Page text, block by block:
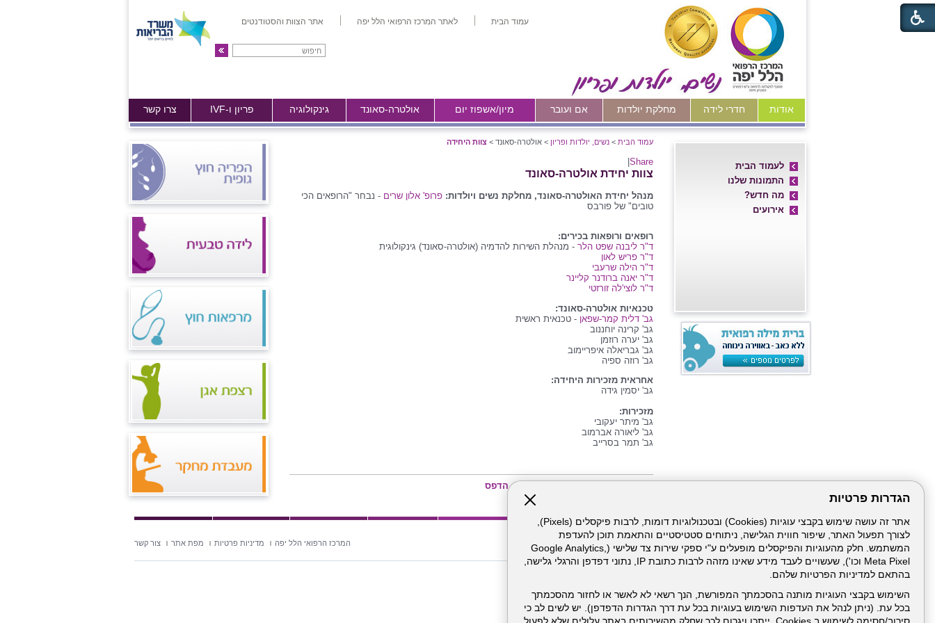
הגדרות פרטיות
אתר זה עושה שימוש בקבצי עוגיות (Cookies) ובטכנולוגיות דומות, לרבות פיקסלים (Pixels),
לצורך תפעול האתר, שיפור חווית הגלישה, ניתוחים סטטיסטיים והתאמת תוכן להעדפת
המשתמש. חלק מהעוגיות והפיקסלים מופעלים ע"י ספקי שירות צד שלישי (Google Analytics,
Meta Pixel וכו'), שעשויים לעבד מידע שאינו מזהה לרבות כתובת IP, נתוני דפדפן והרגלי גלישה,
בהתאם למדיניות הפרטיות שלהם.
השימוש בקבצי העוגיות מותנה בהסכמתך המפורשת, הנך רשאי לא לאשר או לחזור מהסכמתך
בכל עת. (ניתן לנהל את העדפות השימוש בעוגיות בכל עת דרך הגדרות הדפדפן). יש לשים לב כי
עמוד הבית לאתר המרכז הרפואי הלל יפה אתר הצוות והסטודנטים
אודות חדרי לידה מחלקת יולדות אם ועובר מיון/אשפוז יום אולטרה-סאונד גינקולוגיה פריון ו-IVF צרו קשר
לעמוד הבית
התמונות שלנו
מה חדש?
אירועים
עמוד הבית > נשים, יולדות ופריון > אולטרה-סאונד > צוות היחידה
Share
צוות יחידת אולטרה-סאונד
מנהל יחידת האולטרה-סאונד, מחלקת נשים ויולדות: פרופ' אלון שרים - נבחר "הרופאים הכי
טובים" של פורבס
רופאים ורופאות בכירים:
ד"ר ליבנה שפט הלר - מנהלת השירות להדמיה (אולטרה-סאונד) גינקולוגית
ד"ר פריש לאון
ד"ר הילה שרעבי
ד"ר יאנה ברודנר קליינר
ד"ר לוצי'לה זורזטי
טכנאיות אולטרה-סאונד:
גב' דלית קמר-שפאן - טכנאית ראשית
גב' קרינה יוחננוב
גב' יערה רוזמן
גב' גבריאלה איפריימוב
גב' רוזה ספיה
אחראית מזכירות היחידה:
גב' יסמין גידה
מזכירות:
גב' מיתר יעקובי
גב' ליאורה אברמוב
גב' תמר בסרייב
הדפס
דרונט
דיגיטל
-
בניית
אתרי
וורדפרס,
המרכז הרפואי הלל יפה מדיניות פרטיות מפת אתר צור קשר ניהול תכנים: